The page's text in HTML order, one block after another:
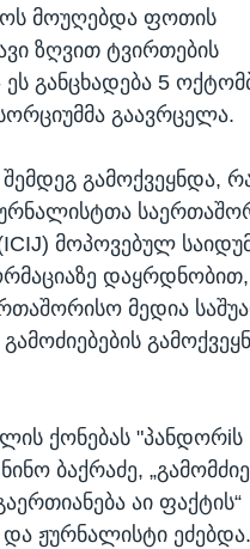
მოუღებდა ფოთის
ზღვით ტვირთების
ეს განცხადება 5
გაავრცელა.
შემდეგ გამოქვეყნდა,
მოპოვებულ
დაყრდნობით,
მედია
ქონებას "პანდორiს
ბაქრაძე,
აი ფაქტის“
ჟურნალისტი ეძებდა.